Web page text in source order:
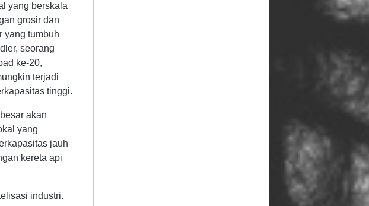
yang berskala
grosir dan
yang tumbuh
seorang
ke-20,
terjadi
tinggi.
akan
yang
jauh
kereta api
industri.